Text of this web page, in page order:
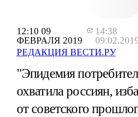
12:10 09
ФЕВРАЛЯ 2019
14:38
РЕДАКЦИЯ ВЕСТИ.РУ
"Эпидемия
охватила россиян,
от советского